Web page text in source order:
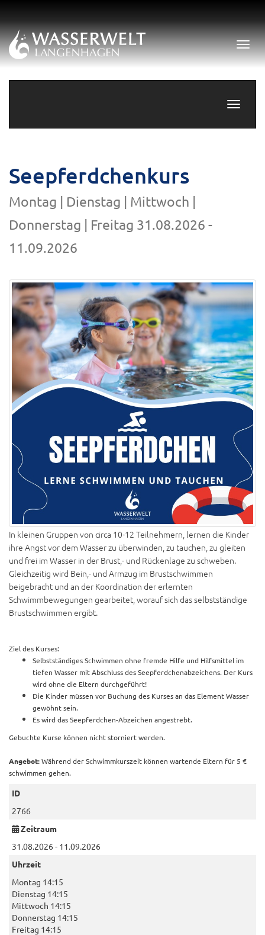
Seepferdchenkurs
Montag | Dienstag | Mittwoch |
Donnerstag | Freitag 31.08.2026 -
11.09.2026
In kleinen Gruppen von circa 10-12 Teilnehmern, lernen die Kinder
ihre Angst vor dem Wasser zu überwinden, zu tauchen, zu gleiten
und frei im Wasser in der Brust,- und Rückenlage zu schweben.
Gleichzeitig wird Bein,- und Armzug im Brustschwimmen
beigebracht und an der Koordination der erlernten
Schwimmbewegungen gearbeitet, worauf sich das selbstständige
Brustschwimmen ergibt.
Ziel des Kurses:
Selbstständiges Schwimmen ohne fremde Hilfe und Hilfsmittel im
tiefen Wasser mit Abschluss des Seepferdchenabzeichens. Der Kurs
wird ohne die Eltern durchgeführt!
Die Kinder müssen vor Buchung des Kurses an das Element Wasser
gewöhnt sein.
Es wird das Seepferdchen-Abzeichen angestrebt.
Gebuchte Kurse können nicht storniert werden.
Angebot:Während der Schwimmkurszeit können wartende Eltern für 5 €
schwimmen gehen.
ID
2766
Zeitraum
31.08.2026 - 11.09.2026
Uhrzeit
Montag 14:15
Dienstag 14:15
Mittwoch 14:15
Donnerstag 14:15
Freitag 14:15